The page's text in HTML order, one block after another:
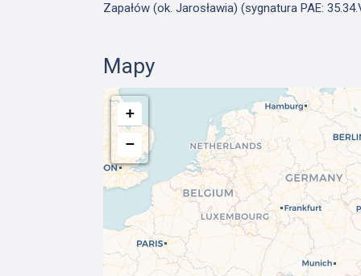
Zapałów (ok. Jarosławia) (sygnatura PAE:
Mapy
+
−